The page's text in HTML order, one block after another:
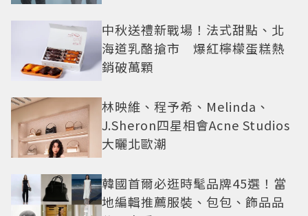
中秋送禮新戰場！法式甜點、北
海道乳酪搶市 爆紅檸檬蛋糕熱
銷破萬顆
林映維、程予希、Melinda、
J.Sheron四星相會Acne Studios
大曬北歐潮
韓國首爾必逛時髦品牌45選！當
地編輯推薦服裝、包包、飾品品